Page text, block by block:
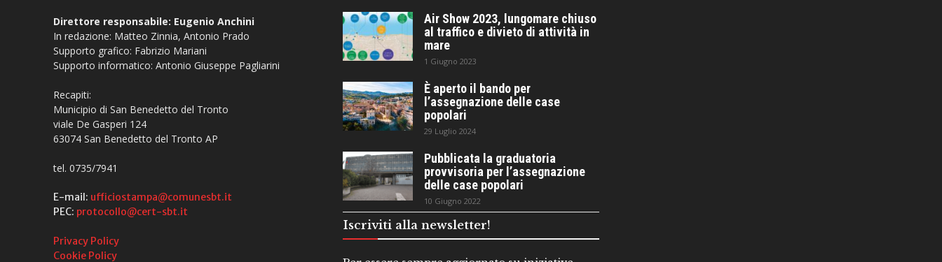
Direttore responsabile: Eugenio Anchini
In redazione: Matteo Zinnia, Antonio Prado
Supporto grafico: Fabrizio Mariani
Supporto informatico: Antonio Giuseppe Pagliarini
Recapiti:
Municipio di San Benedetto del Tronto
viale De Gasperi 124
63074 San Benedetto del Tronto AP
tel. 0735/7941
E-mail: ufficiostampa@comunesbt.it
PEC: protocollo@cert-sbt.it
Privacy Policy
Cookie Policy
Air Show 2023, lungomare chiuso
al traffico e divieto di attività in
mare
1 Giugno 2023
È aperto il bando per
l’assegnazione delle case
popolari
29 Luglio 2024
Pubblicata la graduatoria
provvisoria per l’assegnazione
delle case popolari
10 Giugno 2022
Iscriviti alla newsletter!